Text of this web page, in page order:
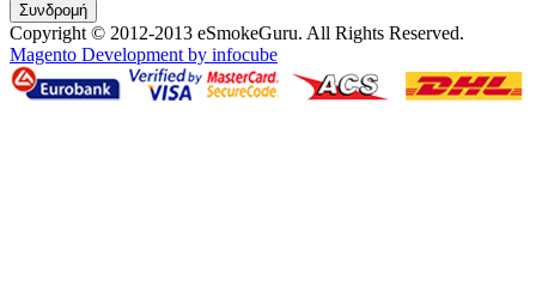
Συνδρομή
Copyright © 2012-2013 eSmokeGuru. All Rights Reserved.
Magento Development by infocube